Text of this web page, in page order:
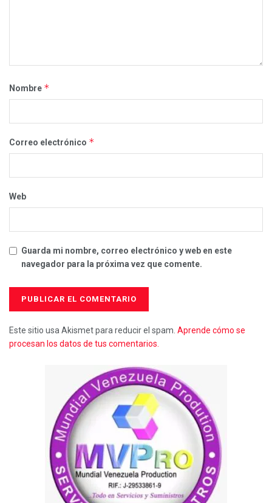
Nombre *
Correo electrónico *
Web
Guarda mi nombre, correo electrónico y web en este
navegador para la próxima vez que comente.
Este sitio usa Akismet para reducir el spam. Aprende cómo se
procesan los datos de tus comentarios.